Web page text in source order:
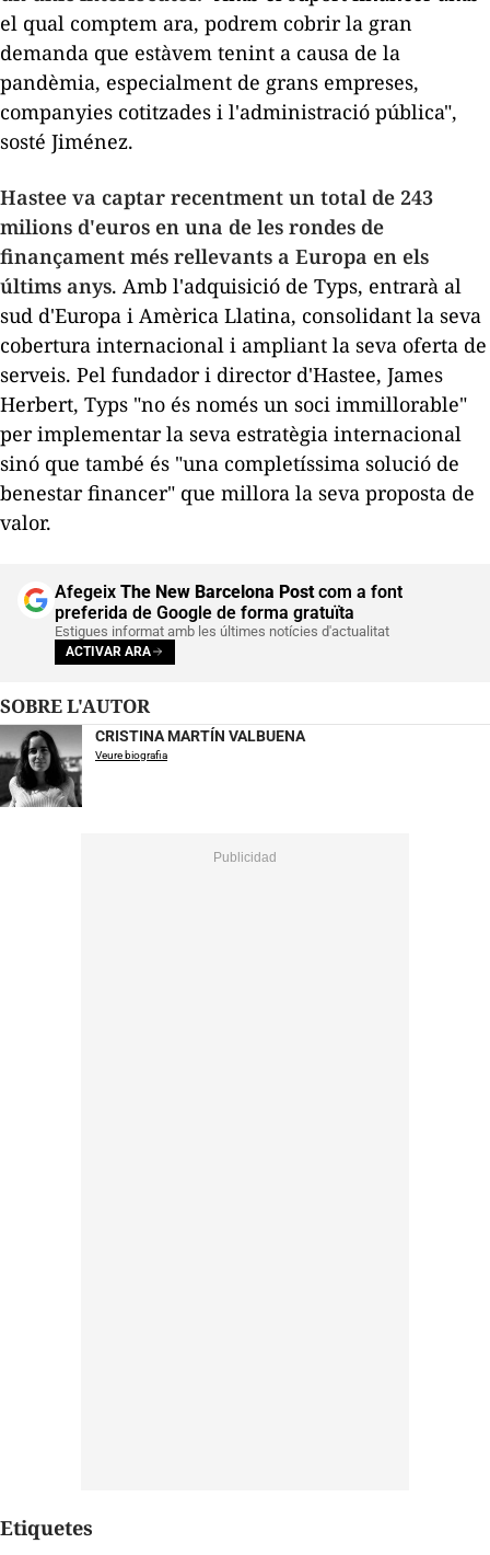
el qual comptem ara, podrem cobrir la gran
demanda que estàvem tenint a causa de la
pandèmia, especialment de grans empreses,
companyies cotitzades i l'administració pública",
sosté Jiménez.
Hastee va captar recentment un total de 243
milions d'euros en una de les rondes de
finançament més rellevants a Europa en els
últims anys. Amb l'adquisició de Typs, entrarà al
sud d'Europa i Amèrica Llatina, consolidant la seva
cobertura internacional i ampliant la seva oferta de
serveis. Pel fundador i director d'Hastee, James
Herbert, Typs "no és només un soci immillorable"
per implementar la seva estratègia internacional
sinó que també és "una completíssima solució de
benestar financer" que millora la seva proposta de
valor.
Afegeix The New Barcelona Postcom a font
preferida de Google de forma gratuïta
Estigues informat amb les últimes notícies d'actualitat
ACTIVAR ARA
SOBRE L'AUTOR
CRISTINA MARTÍN VALBUENA
Veure biografia
Etiquetes